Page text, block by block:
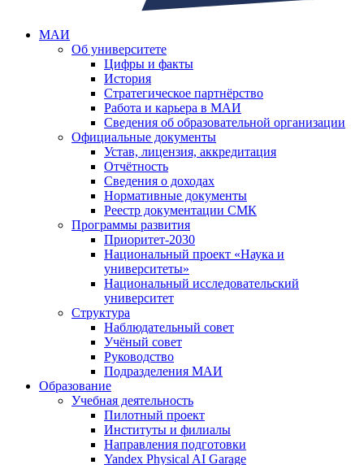
МАИ
Об университете
Цифры и факты
История
Стратегическое партнёрство
Работа и карьера в МАИ
Сведения об образовательной организации
Официальные документы
Устав, лицензия, аккредитация
Отчётность
Сведения о доходах
Нормативные документы
Реестр документации СМК
Программы развития
Приоритет-2030
Национальный проект «Наука и
университеты»
Национальный исследовательский
университет
Структура
Наблюдательный совет
Учёный совет
Руководство
Подразделения МАИ
Образование
Учебная деятельность
Пилотный проект
Институты и филиалы
Направления подготовки
Yandex Physical AI Garage